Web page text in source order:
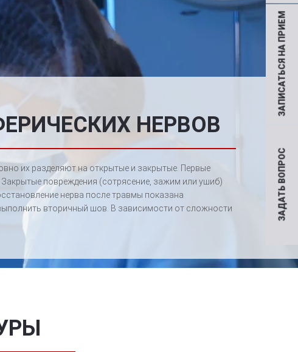
ЗАДАТЬ ВОПРОС
ЗАПИСАТЬСЯ НА ПРИЕМ
НЕРВОВ
их разделяют на открытые и закрытые. Первые
повреждения (сотрясение, зажим или ушиб)
нерва после травмы показана
вторичный шов. В зависимости от сложности